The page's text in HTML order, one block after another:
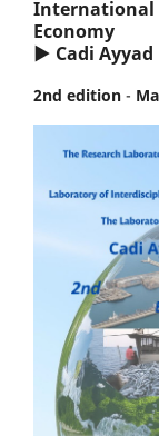
International
Economy
▶ Cadi
2nd edition -